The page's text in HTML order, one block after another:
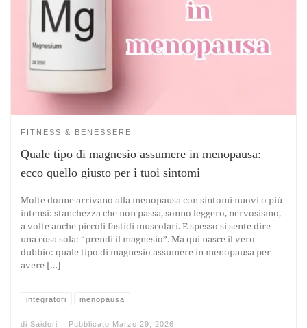
FITNESS & BENESSERE
Quale tipo di magnesio assumere in menopausa:
ecco quello giusto per i tuoi sintomi
Molte donne arrivano alla menopausa con sintomi nuovi o più
intensi: stanchezza che non passa, sonno leggero, nervosismo,
a volte anche piccoli fastidi muscolari. E spesso si sente dire
una cosa sola: “prendi il magnesio”. Ma qui nasce il vero
dubbio: quale tipo di magnesio assumere in menopausa per
avere […]
integratori menopausa
di Saidori Pubblicato Marzo 29, 2026